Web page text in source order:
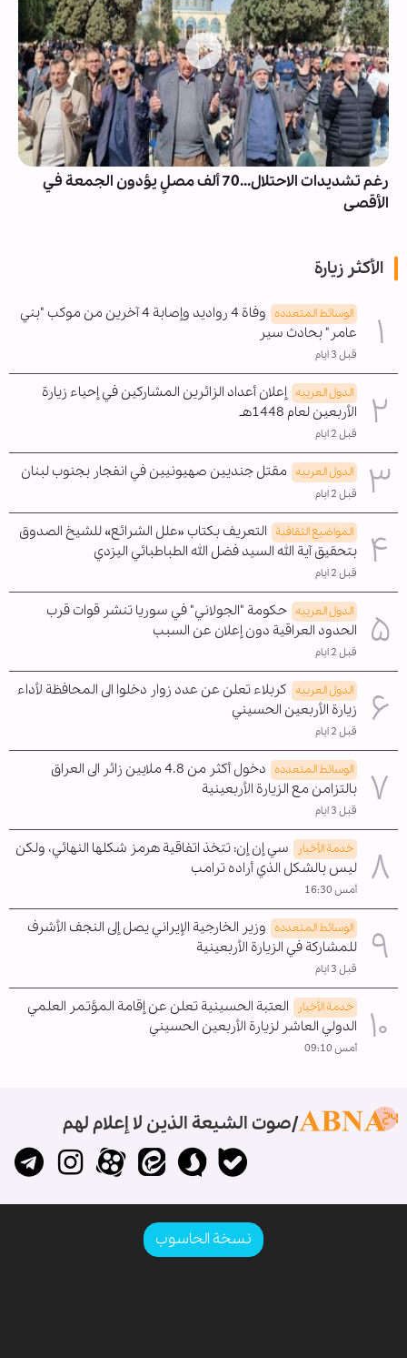
رغم تشديدات الاحتلال...70 ألف مصلٍ يؤدون الجمعة في
الأقصى
الأكثر زيارة
الوسائط المتعدده
وفاة 4 رواديد وإصابة 4 آخرين من موكب "بني
عامر" بحادث سير
قبل 3 ايام
الدول العربیه إعلان أعداد الزائرين المشاركين في إحياء زيارة
الأربعين لعام 1448هـ
قبل 2 ايام
الدول العربیه مقتل جنديين صهيونيين في انفجار بجنوب لبنان
قبل 2 ايام
المواضیع الثقافية التعريف بكتاب «علل الشرائع» للشيخ الصدوق
بتحقيق آية الله السيد فضل الله الطباطبائي اليزدي
قبل 2 ايام
الدول العربیه حكومة "الجولاني" في سوريا تنشر قوات قرب
الحدود العراقية دون إعلان عن السبب
قبل 2 ايام
الدول العربیه كربلاء تعلن عن عدد زوار دخلوا الى المحافظة لأداء
زيارة الأربعين الحسيني
قبل 2 ايام
الوسائط المتعدده
دخول أكثر من 4.8 ملايين زائر الى العراق
بالتزامن مع الزيارة الأربعينية
قبل 3 ايام
خدمة الأخبار
سي إن إن: تتخذ اتفاقية هرمز شكلها النهائي، ولكن
ليس بالشكل الذي أراده ترامب
أمس 16:30
الوسائط المتعدده وزير الخارجية الإيراني يصل إلى النجف الأشرف
للمشاركة في الزيارة الأربعينية
قبل 3 ايام
خدمة الأخبار
العتبة الحسينية تعلن عن إقامة المؤتمر العلمي
الدولي العاشر لزيارة الأربعين الحسيني
أمس 09:10
صوت الشيعة الذين لا إعلام لهم
نسخة الحاسوب